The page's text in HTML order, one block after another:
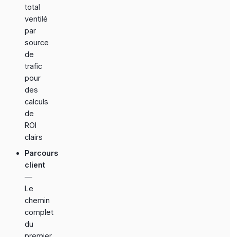
total
ventilé
par
source
de
trafic
pour
des
calculs
de
ROI
clairs
Parcours
client
—
Le
chemin
complet
du